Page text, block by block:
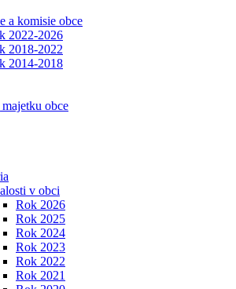
a komisie obce
2022-2026
2018-2022
2014-2018
obce
v obci
Rok 2026
Rok 2025
Rok 2024
Rok 2023
Rok 2022
Rok 2021